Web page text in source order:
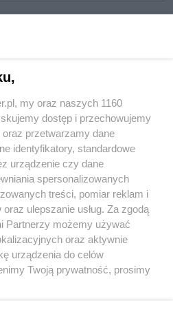
Zdecydowano na sesji
my oraz naszych 1160
dostęp i przechowujemy
przetwarzamy dane
identyfikatory, standardowe
urządzenie czy dane
spersonalizowanych
treści, pomiar reklam i
ulepszanie usług. Za zgodą
Partnerzy możemy używać
oraz aktywnie
urządzenia do celów
Twoją prywatność, prosimy